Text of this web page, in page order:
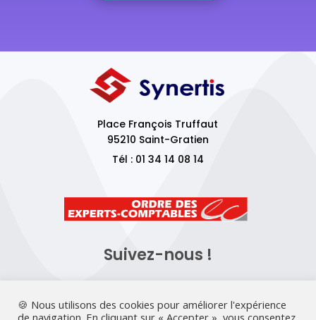
Place François Truffaut
95210 Saint-Gratien
Tél : 01 34 14 08 14
Suivez-nous !
🍪 Nous utilisons des cookies pour améliorer l'expérience
de navigation. En cliquant sur « Accepter », vous consentez